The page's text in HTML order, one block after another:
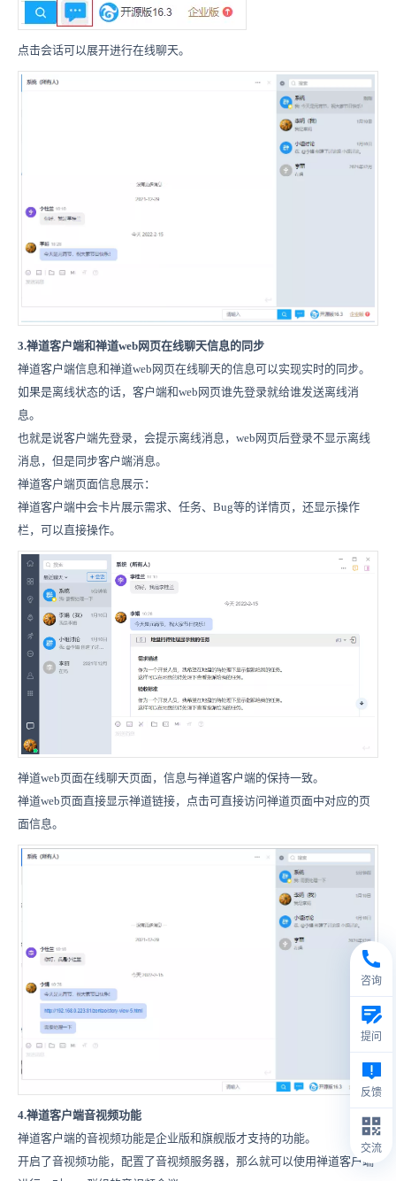
点击会话可以展开进行在线聊天。
3.禅道客户端和禅道web网页在线聊天信息的同步
禅道客户端信息和禅道web网页在线聊天的信息可以实现实时的同步。
如果是离线状态的话，客户端和web网页谁先登录就给谁发送离线消
息。
也就是说客户端先登录，会提示离线消息，web网页后登录不显示离线
消息，但是同步客户端消息。
禅道客户端页面信息展示：
禅道客户端中会卡片展示需求、任务、Bug等的详情页，还显示操作
栏，可以直接操作。
禅道web页面在线聊天页面，信息与禅道客户端的保持一致。
禅道web页面直接显示禅道链接，点击可直接访问禅道页面中对应的页
面信息。
4.禅道客户端音视频功能
禅道客户端的音视频功能是企业版和旗舰版才支持的功能。
开启了音视频功能，配置了音视频服务器，那么就可以使用禅道客户端
咨询
提问
反馈
交流